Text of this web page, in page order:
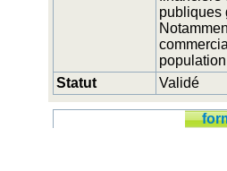
publiques
Statut
Validé